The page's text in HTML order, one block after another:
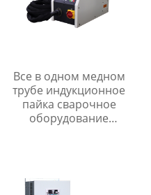
Все в одном медном
трубе индукционное
пайка сварочное
оборудование